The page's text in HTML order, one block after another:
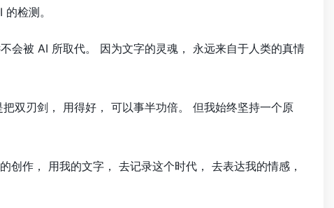
检测。
会被 AI 所取代。 因为文字的灵魂， 永远来自于人类的真情
双刃剑， 用得好， 可以事半功倍。 但我始终坚持一个原
作， 用我的文字， 去记录这个时代， 去表达我的情感，